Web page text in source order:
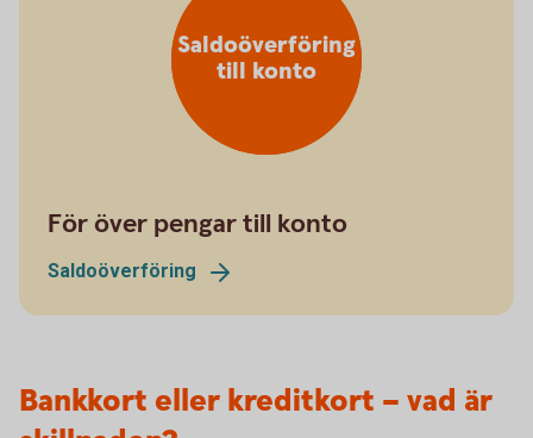
Saldoöverföring
till konto
För över pengar till konto
Saldoöverföring
Bankkort eller kreditkort – vad är